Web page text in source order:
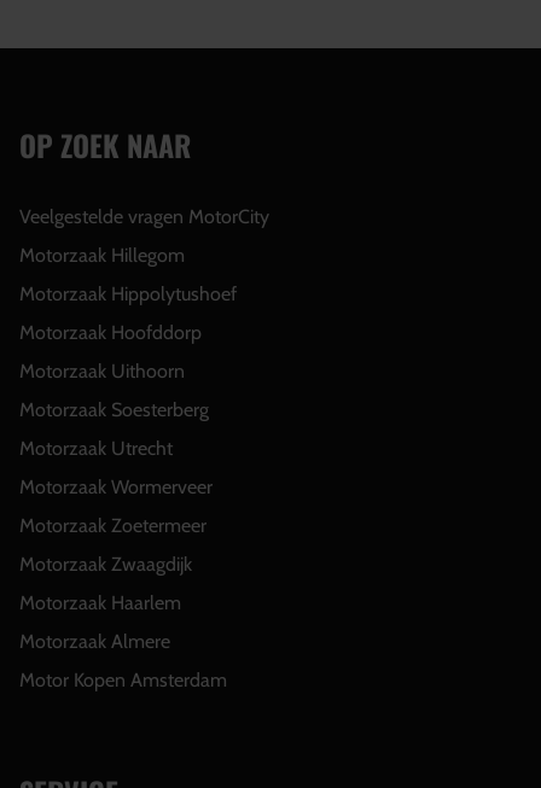
OP ZOEK NAAR
Veelgestelde vragen MotorCity
Motorzaak Hillegom
Motorzaak Hippolytushoef
Motorzaak Hoofddorp
Motorzaak Uithoorn
Motorzaak Soesterberg
Motorzaak Utrecht
Motorzaak Wormerveer
Motorzaak Zoetermeer
Motorzaak Zwaagdijk
Motorzaak Haarlem
Motorzaak Almere
Motor Kopen Amsterdam